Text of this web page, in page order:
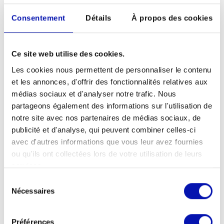
Consentement Détails À propos des cookies
Ce site web utilise des cookies.
Les cookies nous permettent de personnaliser le contenu
et les annonces, d'offrir des fonctionnalités relatives aux
médias sociaux et d'analyser notre trafic. Nous
partageons également des informations sur l'utilisation de
notre site avec nos partenaires de médias sociaux, de
publicité et d'analyse, qui peuvent combiner celles-ci
avec d'autres informations que vous leur avez fournies
ou qu'ils ont collectées lors de votre utilisation de leurs
services.
Nécessaires
Préférences
d’autres moyens de paiement sont utilisés,
il convient de donner des explications
complémentaires aux personnes concernées
10.
Raccompagnez en cas de besoin la
personne malvoyante ou aveugle jusqu’à la
sortie.
Vous souhaitez une
formation pour votre